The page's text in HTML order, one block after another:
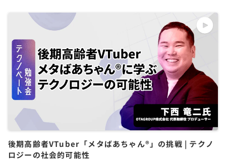
後期高齢者VTuber「メタばあちゃん®」の挑戦 | テクノ
ロジーの社会的可能性